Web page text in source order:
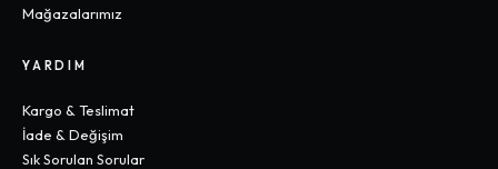
Mağazalarımız
YARDIM
Kargo & Teslimat
İade & Değişim
Sık Sorulan Sorular